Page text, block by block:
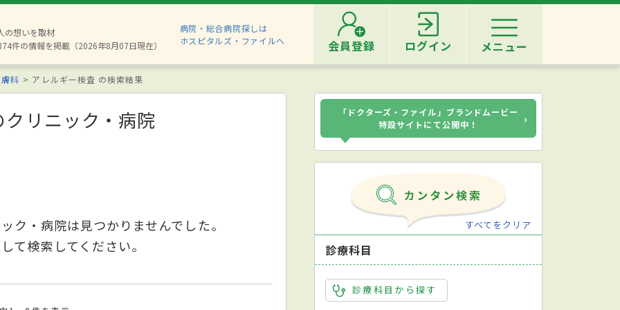
の想いを取材
件の情報を掲載（2026年8月07日現在）
病院・総合病院探しは
ホスピタルズ・ファイルへ
会員登録 ログイン メニュー
科 アレルギー検査 の検索結果
クリニック・病院
ク・病院は見つかりませんでした。
て検索してください。
「ドクターズ・ファイル」ブランドムービー
特設サイトにて公開中！
›
すべてをクリア
診療科目
診療科目から探す